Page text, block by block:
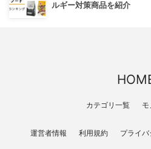
ルギー対策商品を紹介
カテゴリ一覧 モ
運営者情報 利用規約 プライ